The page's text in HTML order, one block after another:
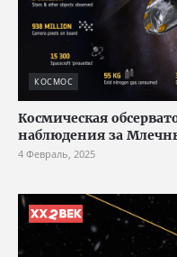
КОСМОС
Космическая
наблюдения за
4 Февраль, 2025